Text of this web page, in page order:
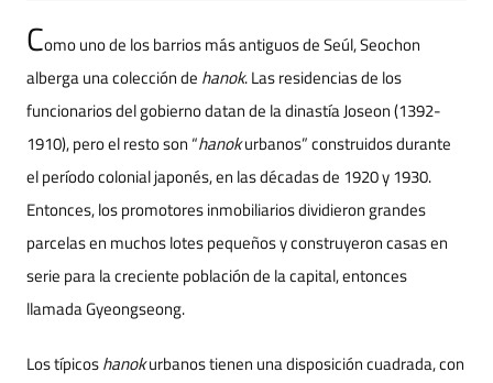
Como uno de los barrios más antiguos de Seúl, Seochon
alberga una colección de hanok. Las residencias de los
funcionarios del gobierno datan de la dinastía Joseon (1392-
1910), pero el resto son “hanokurbanos” construidos durante
el período colonial japonés, en las décadas de 1920 y 1930.
Entonces, los promotores inmobiliarios dividieron grandes
parcelas en muchos lotes pequeños y construyeron casas en
serie para la creciente población de la capital, entonces
llamada Gyeongseong.
Los típicoshanokurbanos tienen una disposición cuadrada, con